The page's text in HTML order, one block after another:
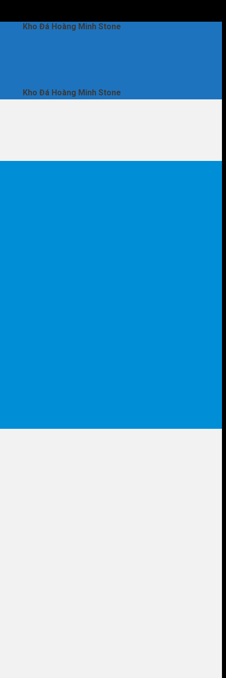
Đá Hoàng Minh Stone
Đá Hoàng Minh Stone